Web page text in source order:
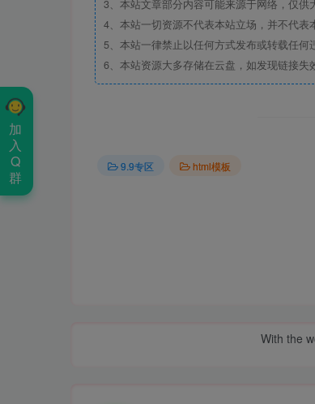
3、本站文章部分内容可能来源于网络，仅供
4、本站一切资源不代表本站立场，并不代表
5、本站一律禁止以任何方式发布或转载任
6、本站资源大多存储在云盘，如发现链接失
9.9专区 html模板
With the
加
入
Q
群